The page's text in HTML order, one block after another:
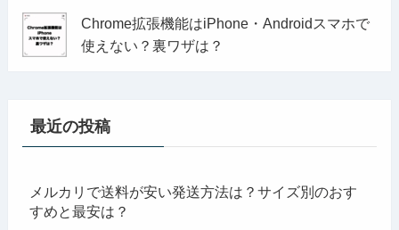
Chrome拡張機能はiPhone・Androidスマホで
使えない？裏ワザは？
最近の投稿
メルカリで送料が安い発送方法は？サイズ別のおす
すめと最安は？